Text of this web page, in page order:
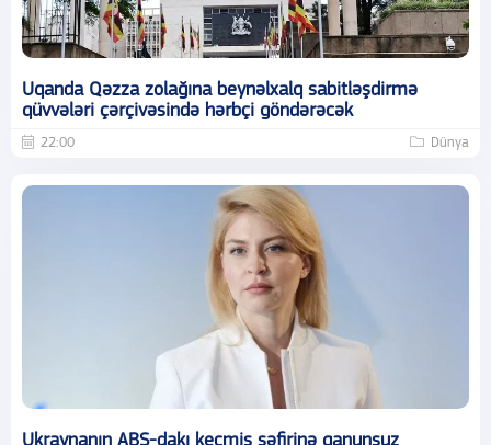
Uqanda Qəzza zolağına beynəlxalq sabitləşdirmə
qüvvələri çərçivəsində hərbçi göndərəcək
22:00 Dünya